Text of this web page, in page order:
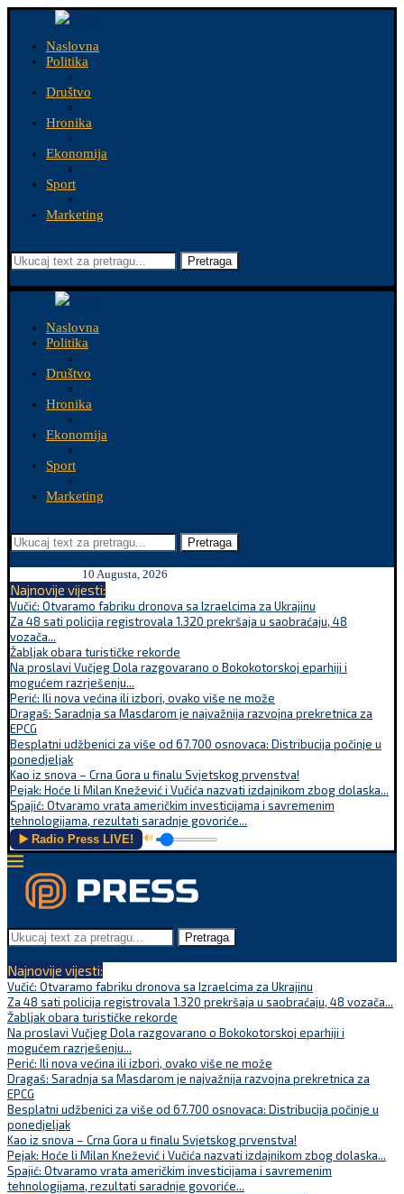
Naslovna
Politika
Društvo
Hronika
Ekonomija
Sport
Marketing
Pretraga
Naslovna
Politika
Društvo
Hronika
Ekonomija
Sport
Marketing
Pretraga
10 Augusta, 2026
Najnovije vijesti:
Vučić: Otvaramo fabriku dronova sa Izraelcima za Ukrajinu
Za 48 sati policija registrovala 1.320 prekršaja u saobraćaju, 48
vozača...
Žabljak obara turističke rekorde
Na proslavi Vučjeg Dola razgovarano o Bokokotorskoj eparhiji i
mogućem razrješenju...
Perić: Ili nova većina ili izbori, ovako više ne može
Dragaš: Saradnja sa Masdarom je najvažnija razvojna prekretnica za
EPCG
Besplatni udžbenici za više od 67.700 osnovaca: Distribucija počinje u
ponedjeljak
Kao iz snova – Crna Gora u finalu Svjetskog prvenstva!
Pejak: Hoće li Milan Knežević i Vučića nazvati izdajnikom zbog dolaska...
Spajić: Otvaramo vrata američkim investicijama i savremenim
tehnologijama, rezultati saradnje govoriće...
▶️ Radio Press LIVE! 🔊
Pretraga
Najnovije vijesti:
Vučić: Otvaramo fabriku dronova sa Izraelcima za Ukrajinu
Za 48 sati policija registrovala 1.320 prekršaja u saobraćaju, 48 vozača...
Žabljak obara turističke rekorde
Na proslavi Vučjeg Dola razgovarano o Bokokotorskoj eparhiji i
mogućem razrješenju...
Perić: Ili nova većina ili izbori, ovako više ne može
Dragaš: Saradnja sa Masdarom je najvažnija razvojna prekretnica za
EPCG
Besplatni udžbenici za više od 67.700 osnovaca: Distribucija počinje u
ponedjeljak
Kao iz snova – Crna Gora u finalu Svjetskog prvenstva!
Pejak: Hoće li Milan Knežević i Vučića nazvati izdajnikom zbog dolaska...
Spajić: Otvaramo vrata američkim investicijama i savremenim
tehnologijama, rezultati saradnje govoriće...